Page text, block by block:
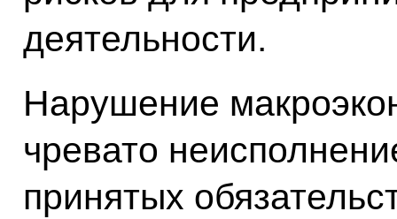
деятельности.
Нарушение
чревато
принятых